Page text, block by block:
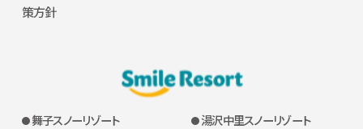
策方針
舞子スノーリゾート
湯沢中里スノーリゾート